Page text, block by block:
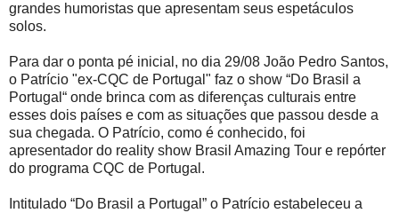
grandes humoristas que apresentam seus espetáculos
solos.
Para dar o ponta pé inicial, no dia 29/08 João Pedro Santos,
o Patrício "ex-CQC de Portugal" faz o show “Do Brasil a
Portugal“ onde brinca com as diferenças culturais entre
esses dois países e com as situações que passou desde a
sua chegada. O Patrício, como é conhecido, foi
apresentador do reality show Brasil Amazing Tour e repórter
do programa CQC de Portugal.
Intitulado “Do Brasil a Portugal” o Patrício estabeleceu a